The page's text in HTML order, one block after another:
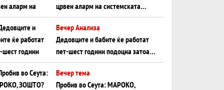
црвен аларм на системската
плоча од јужна Германија до
Црното Море...
Вечер Анализа
Дедовците и бабите ќе работат
пет-шест години подоцна затоа
што НЕМААТ ВНУЦИ ДА ГИ
ЗАМЕНАТ
Вечер тема
Пробив во Сеута: МАРОКО,